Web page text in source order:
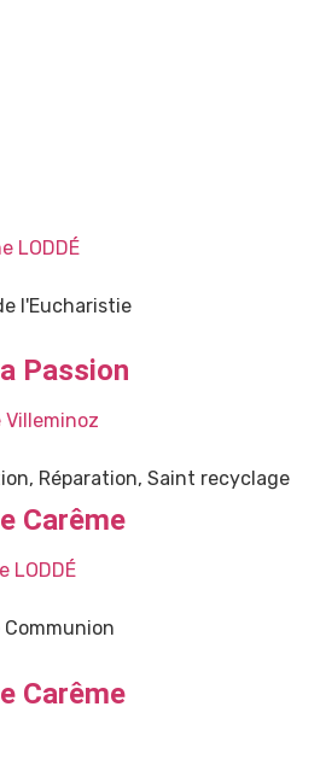
LODDÉ
l'Eucharistie
Passion
Villeminoz
Réparation, Saint recyclage
Carême
LODDÉ
Carême